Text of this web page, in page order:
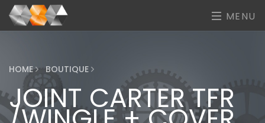
MENU
HOME BOUTIQUE
JOINT CARTER TFR